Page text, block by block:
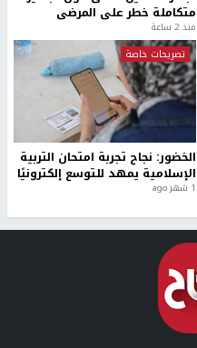
متكاملة خطر على المرضى
منذ 2 ساعة
تصريحات خاصة
الخضور: نجاح تجربة امتحان التربية
الإسلامية يمهد للتوسع إلكترونيًا
1 شهر ago